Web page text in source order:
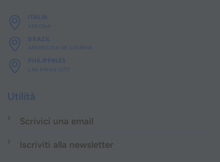
ITALIA
VERONA
BRAZIL
APARECIDA DE GOIÂNIA
PHILIPPINES
LAS PINAS CITY
Utilità
Scrivici una email
Iscriviti alla newsletter